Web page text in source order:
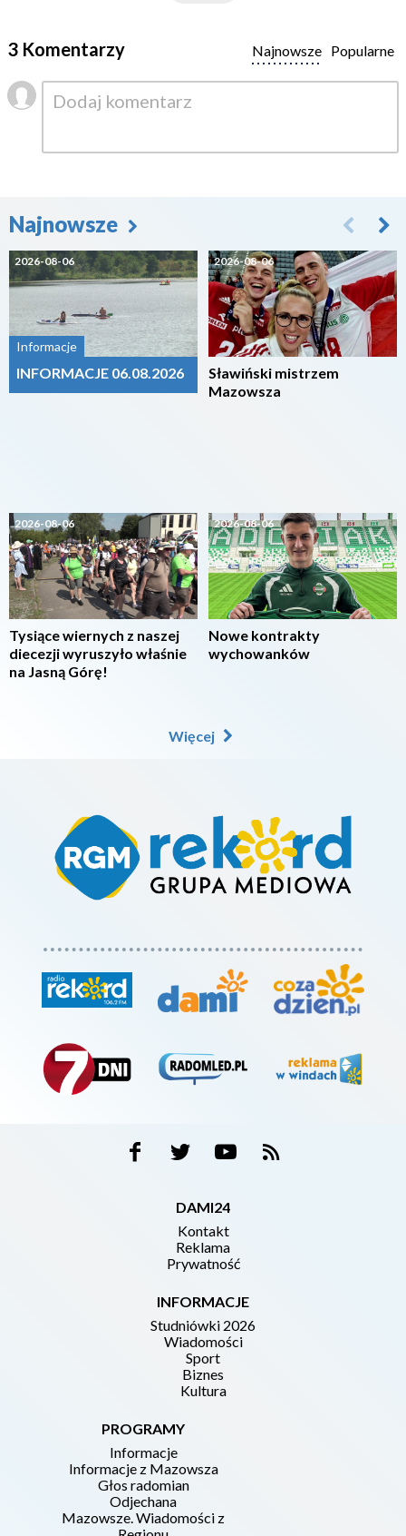
3 Komentarzy Popularne
Najnowsze
Najnowsze
2026-08-06
Informacje
INFORMACJE 06.08.2026
2026-08-06
Tysiące wiernych z naszej
diecezji wyruszyło właśnie
na Jasną Górę!
2026-08-06
Sławiński mistrzem
Mazowsza
2026-08-06
Nowe kontrakty
wychowanków
Więcej
DAMI24
Kontakt
Reklama
Prywatność
INFORMACJE
Studniówki 2026
Wiadomości
Sport
Biznes
Kultura
PROGRAMY
Informacje
Informacje z Mazowsza
Głos radomian
Odjechana
Mazowsze. Wiadomości z